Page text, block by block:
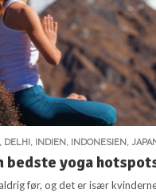
, DELHI, INDIEN, INDONESIEN,
bedste yoga
før, og det er især